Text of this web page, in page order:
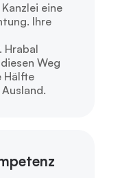
eine
Ihre
Hrabal
Weg
Hälfte